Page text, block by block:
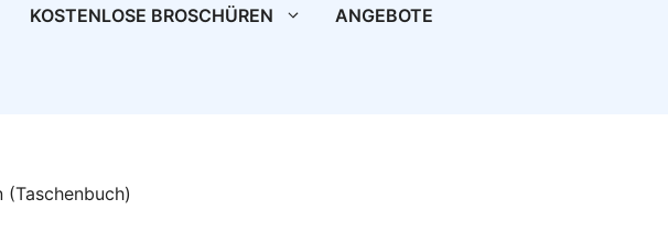
KOSTENLOSE BROSCHÜREN ANGEBOTE